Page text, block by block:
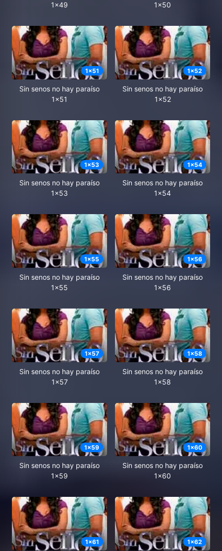
1x49
1x50
1x51
Sin senos no hay paraíso
1x51
1x52
Sin senos no hay paraíso
1x52
1x53
Sin senos no hay paraíso
1x53
1x54
Sin senos no hay paraíso
1x54
1x55
Sin senos no hay paraíso
1x55
1x56
Sin senos no hay paraíso
1x56
1x57
Sin senos no hay paraíso
1x57
1x58
Sin senos no hay paraíso
1x58
1x59
Sin senos no hay paraíso
1x59
1x60
Sin senos no hay paraíso
1x60
1x61 1x62